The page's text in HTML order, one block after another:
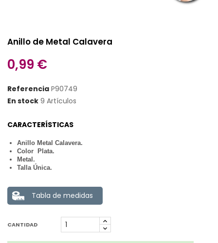
Anillo de Metal Calavera
0,99 €
Referencia P90749
En stock 9 Artículos
CARACTERÍSTICAS
Anillo Metal Calavera.
Color Plata.
Metal.
Talla Única.
Tabla de medidas
CANTIDAD